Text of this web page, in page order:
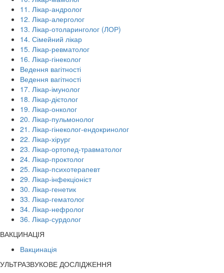
11. Лікар-андролог
12. Лікар-алерголог
13. Лікар-отоларинголог (ЛОР)
14. Сімейний лікар
15. Лікар-ревматолог
16. Лікар-гінеколог
Ведення вагітності
Ведення вагітності
17. Лікар-імунолог
18. Лікар-дієтолог
19. Лікар-онколог
20. Лікар-пульмонолог
21. Лікар-гінеколог-ендокринолог
22. Лікар-хірург
23. Лікар-ортопед-травматолог
24. Лікар-проктолог
25. Лікар-психотерапевт
29. Лікар-інфекціоніст
30. Лікар-генетик
33. Лікар-гематолог
34. Лікар-нефролог
36. Лікар-сурдолог
ВАКЦИНАЦІЯ
Вакцинація
УЛЬТРАЗВУКОВЕ ДОСЛІДЖЕННЯ